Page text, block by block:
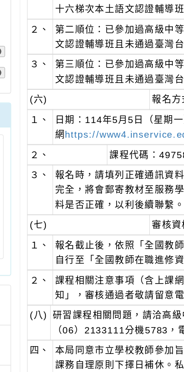
十六梯次本土語文認證輔導
２、
第二順位：已參加過高級中
文認證輔導班且未通過臺灣
３、
第三順位：已參加過高級中
文認證輔導班且未通過臺灣
(六)
報名方
１、
日期：114年5月5日（星期
網 https://
２、
課程代碼：
３、
報名時，請填列正確通訊資
完全，將會郵寄教材至服務
料是否正確，以利後續聯繫。
(七) 審核資
１、 報名截止後，依照「全國教
自行至「全國教師在職進修
２、 課程相關注意事項（含上課
知」，審核通過者敬請留意
(八) 研習課程相關問題，請洽高
（06）2133111分機5783
四、
本局同意市立學校教師參加
課務自理原則下擇日補休。